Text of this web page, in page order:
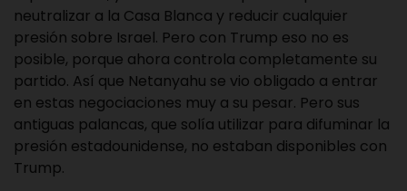
neutralizar a la Casa Blanca y reducir cualquier
presión sobre Israel. Pero con Trump eso no es
posible, porque ahora controla completamente su
partido. Así que Netanyahu se vio obligado a entrar
en estas negociaciones muy a su pesar. Pero sus
antiguas palancas, que solía utilizar para difuminar la
presión estadounidense, no estaban disponibles con
Trump.